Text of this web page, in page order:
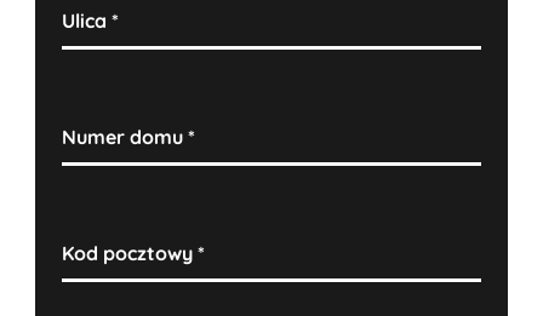
Ulica*
Numer domu*
Kod pocztowy*